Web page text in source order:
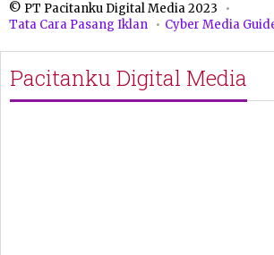
© PT Pacitanku Digital Media 2023
Tata Cara Pasang Iklan
Cyber Media
Pacitanku Digital Media